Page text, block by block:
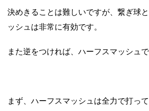
決めきることは難しいですが、 繋ぎ球
ッシュは非常に有効です。
また逆をつければ、ハーフスマッシュで
まず、ハーフスマッシュは全力で打っ